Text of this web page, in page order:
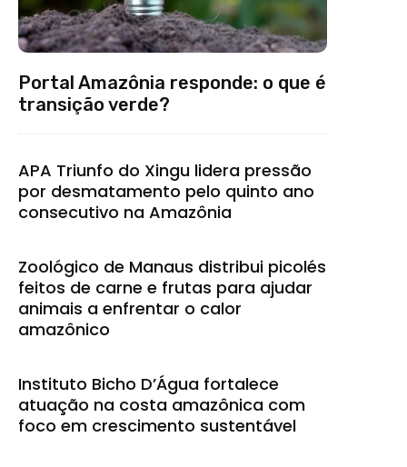
Portal Amazônia responde: o que é
transição verde?
APA Triunfo do Xingu lidera pressão
por desmatamento pelo quinto ano
consecutivo na Amazônia
Zoológico de Manaus distribui picolés
feitos de carne e frutas para ajudar
animais a enfrentar o calor
amazônico
Instituto Bicho D’Água fortalece
atuação na costa amazônica com
foco em crescimento sustentável